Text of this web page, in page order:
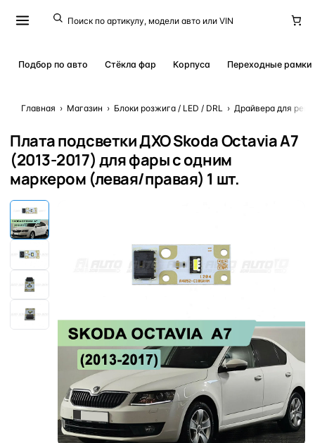
Подбор по авто Стёкла фар Корпуса Переходные рамки
Главная › Магазин › Блоки розжига / LED / DRL › Драйвера для
Плата подсветки ДХО Skoda Octavia A7
(2013-2017) для фары с одним
маркером (левая/правая) 1 шт.